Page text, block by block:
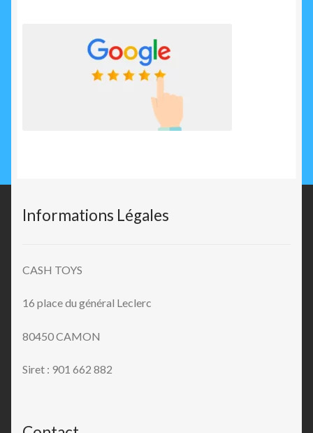
Informations Légales
CASH TOYS
16 place du général Leclerc
80450 CAMON
Siret : 901 662 882